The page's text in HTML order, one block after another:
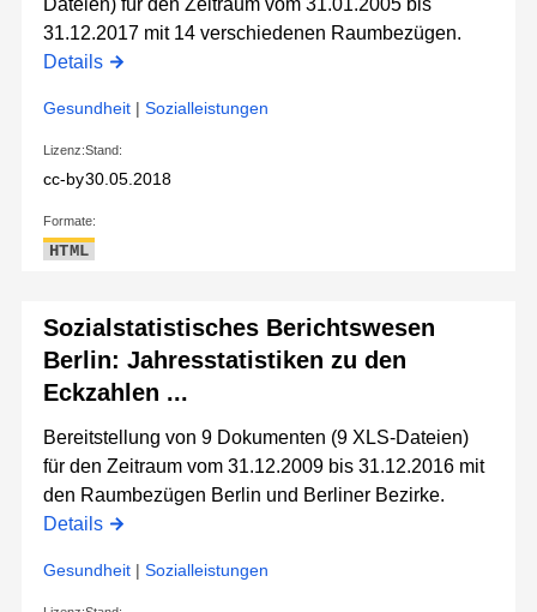
Dateien) für den Zeitraum vom 31.01.2005 bis
31.12.2017 mit 14 verschiedenen Raumbezügen.
Details
Gesundheit | Sozialleistungen
Lizenz:
cc-by
Stand:
30.05.2018
Formate:
HTML
Sozialstatistisches Berichtswesen
Berlin: Jahresstatistiken zu den
Eckzahlen ...
Bereitstellung von 9 Dokumenten (9 XLS-Dateien)
für den Zeitraum vom 31.12.2009 bis 31.12.2016 mit
den Raumbezügen Berlin und Berliner Bezirke.
Details
Gesundheit | Sozialleistungen